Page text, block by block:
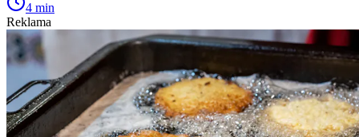
4 min
Reklama